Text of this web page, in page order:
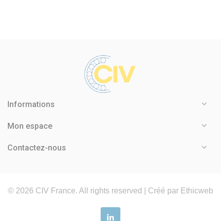
Informations 
Mon espace 
Contactez-nous 
© 2026 CIV France. All rights reserved | Créé par Ethicweb